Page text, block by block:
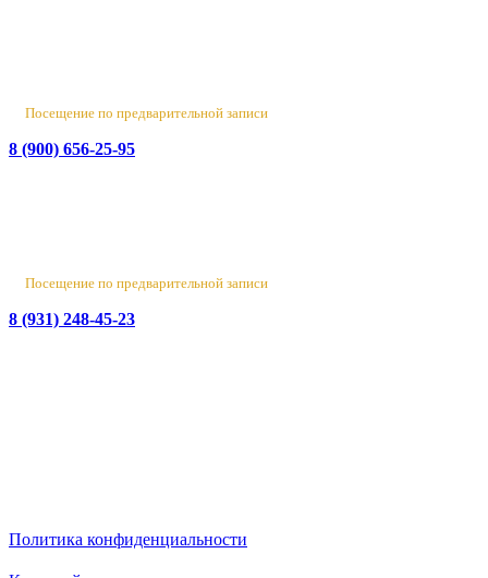
Посещение по предварительной записи
8 (900) 656-25-95
Посещение по предварительной записи
8 (931) 248-45-23
Политика конфиденциальности